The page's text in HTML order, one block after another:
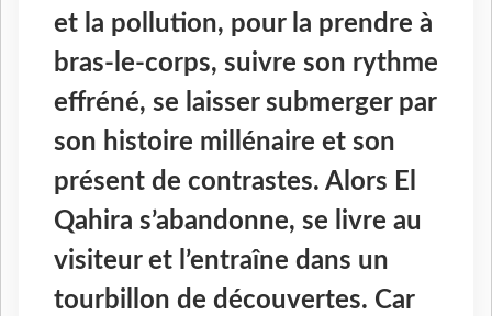
et la pollution, pour la prendre à
bras-le-corps, suivre son rythme
effréné, se laisser submerger par
son histoire millénaire et son
présent de contrastes. Alors El
Qahira s’abandonne, se livre au
visiteur et l’entraîne dans un
tourbillon de découvertes. Car